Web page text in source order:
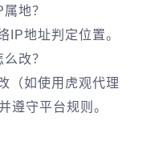
地‌？
IP地址判定位置。
改？
（如使用虎观代理
遵守平台规则‌。